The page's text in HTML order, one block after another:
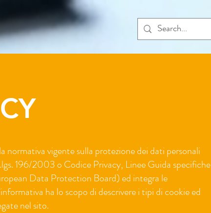
normativa vigente sulla protezione dei dati personali
196/2003 o Codice Privacy, Linee Guida specifiche
Data Protection Board) ed integra le
ha lo scopo di descrivere i tipi di cookie ed
nel sito.